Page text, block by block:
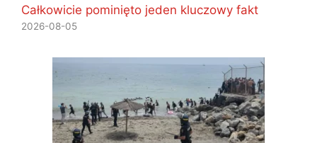
Całkowicie pominięto jeden kluczowy fakt
2026-08-05